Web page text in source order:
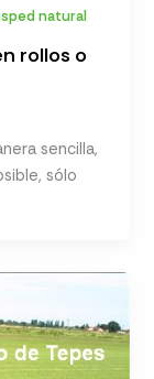
natural
rollos o
sencilla,
sólo